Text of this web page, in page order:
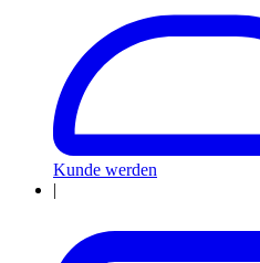
Kunde werden
|